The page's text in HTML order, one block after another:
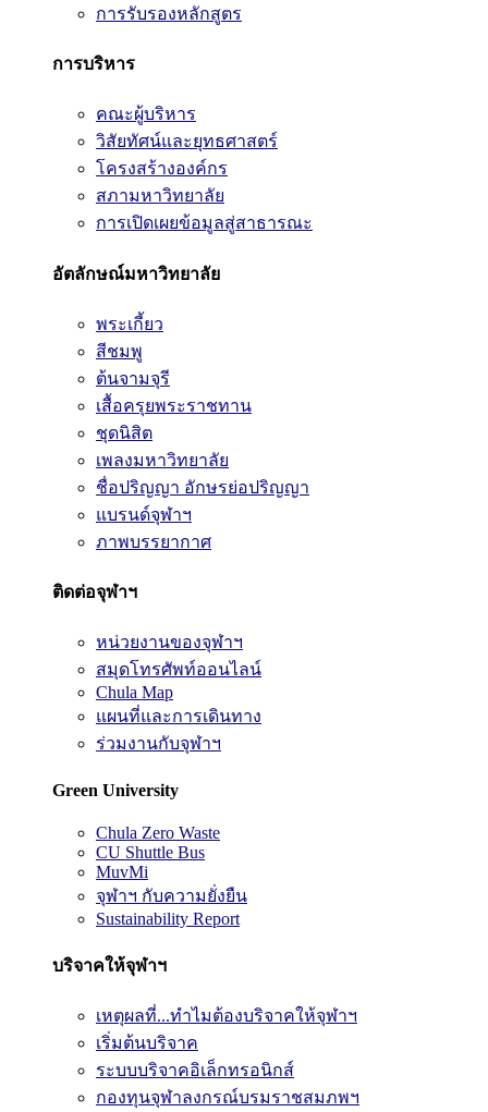
การรับรองหลักสูตร
การบริหาร
คณะผู้บริหาร
วิสัยทัศน์และยุทธศาสตร์
โครงสร้างองค์กร
สภามหาวิทยาลัย
การเปิดเผยข้อมูลสู่สาธารณะ
อัตลักษณ์มหาวิทยาลัย
พระเกี้ยว
สีชมพู
ต้นจามจุรี
เสื้อครุยพระราชทาน
ชุดนิสิต
เพลงมหาวิทยาลัย
ชื่อปริญญา อักษรย่อปริญญา
แบรนด์จุฬาฯ
ภาพบรรยากาศ
ติดต่อจุฬาฯ
หน่วยงานของจุฬาฯ
สมุดโทรศัพท์ออนไลน์
Chula Map
แผนที่และการเดินทาง
ร่วมงานกับจุฬาฯ
Green University
Chula Zero Waste
CU Shuttle Bus
MuvMi
จุฬาฯ กับความยั่งยืน
Sustainability Report
บริจาคให้จุฬาฯ
เหตุผลที่...ทำไมต้องบริจาคให้จุฬาฯ
เริ่มต้นบริจาค
ระบบบริจาคอิเล็กทรอนิกส์
กองทุนจุฬาลงกรณ์บรมราชสมภพฯ